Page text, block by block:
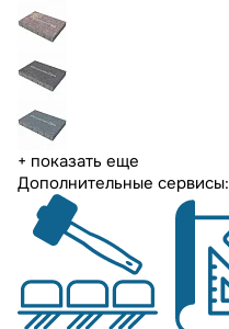
+ показать еще
Дополнительные сервисы: